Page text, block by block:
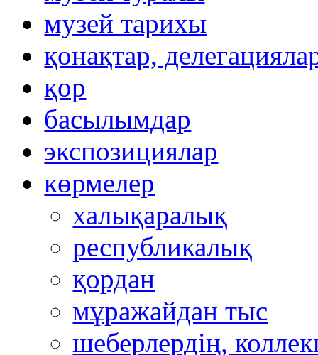
музей тарихы
қонақтар,
қор
басылымдар
экспозициялар
көрмелер
халықаралық
республикалық
қордан
мұражайдан тыс
шеберлердің,